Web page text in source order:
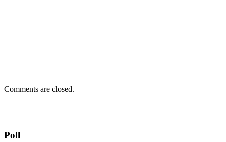
Comments are closed.
Poll